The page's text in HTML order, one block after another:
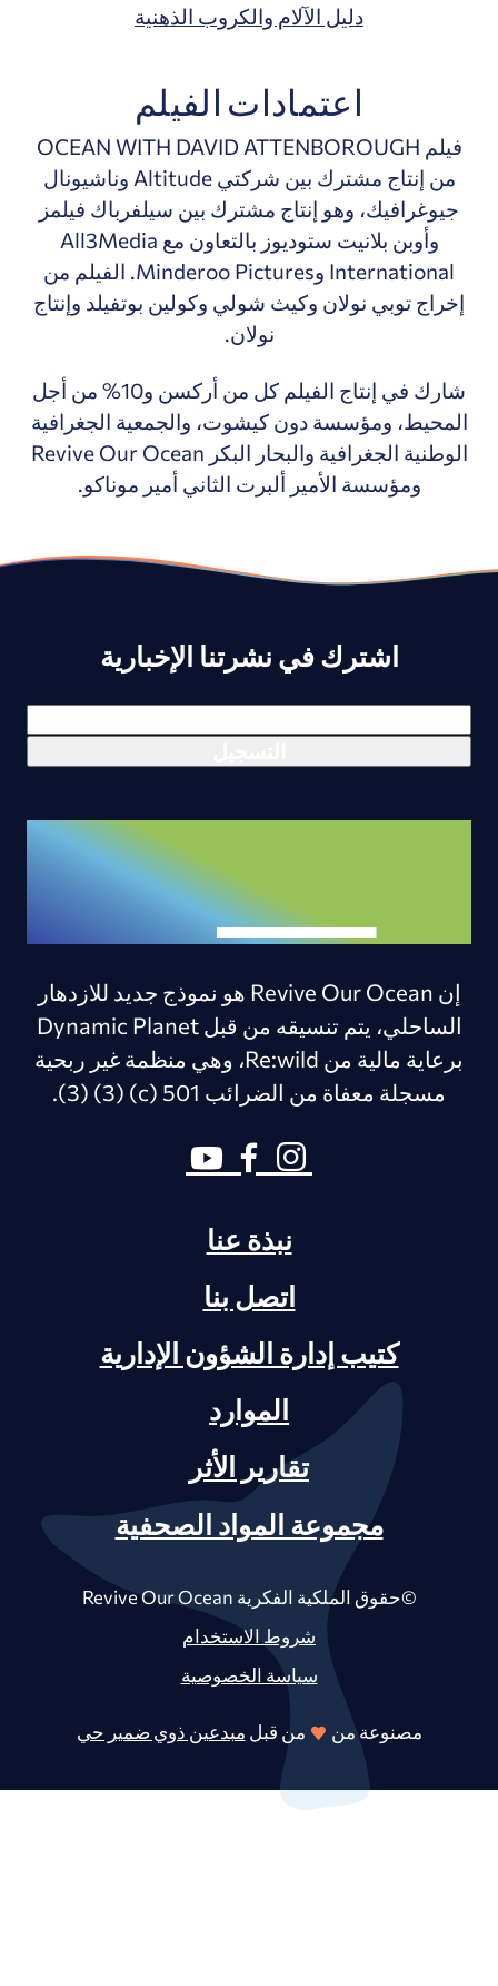
دليل الآلام والكروب الذهنية
اعتمادات الفيلم
فيلم OCEAN WITH DAVID ATTENBOROUGH
من إنتاج مشترك بين شركتي Altitude وناشيونال
جيوغرافيك، وهو إنتاج مشترك بين سيلفرباك فيلمز
وأوبن بلانيت ستوديوز بالتعاون مع All3Media
International وMinderoo Pictures. الفيلم من
إخراج توبي نولان وكيث شولي وكولين بوتفيلد وإنتاج
نولان.
شارك في إنتاج الفيلم كل من أركسن و10% من أجل
المحيط، ومؤسسة دون كيشوت، والجمعية الجغرافية
الوطنية الجغرافية والبحار البكر Revive Our Ocean
ومؤسسة الأمير ألبرت الثاني أمير موناكو.
اشترك في نشرتنا الإخبارية
إن Revive Our Ocean هو نموذج جديد للازدهار
الساحلي، يتم تنسيقه من قبل Dynamic Planet
برعاية مالية من Re:wild، وهي منظمة غير ربحية
مسجلة معفاة من الضرائب 501 (c) (3) (3).
نبذة عنا
اتصل بنا
كتيب إدارة الشؤون الإدارية
الموارد
تقارير الأثر
مجموعة المواد الصحفية
©حقوق الملكية الفكرية Revive Our Ocean
شروط الاستخدام
سياسة الخصوصية
مصنوعة من من قبلمبدعين ذوي ضمير حي